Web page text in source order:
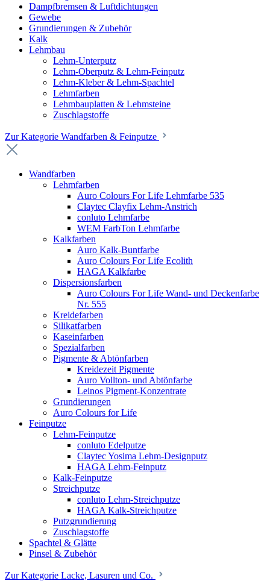
Dampfbremsen & Luftdichtungen
Gewebe
Grundierungen & Zubehör
Kalk
Lehmbau
Lehm-Unterputz
Lehm-Oberputz & Lehm-Feinputz
Lehm-Kleber & Lehm-Spachtel
Lehmfarben
Lehmbauplatten & Lehmsteine
Zuschlagstoffe
Zur Kategorie Wandfarben & Feinputze
Wandfarben
Lehmfarben
Auro Colours For Life Lehmfarbe 535
Claytec Clayfix Lehm-Anstrich
conluto Lehmfarbe
WEM FarbTon Lehmfarbe
Kalkfarben
Auro Kalk-Buntfarbe
Auro Colours For Life Ecolith
HAGA Kalkfarbe
Dispersionsfarben
Auro Colours For Life Wand- und Deckenfarbe
Nr. 555
Kreidefarben
Silikatfarben
Kaseinfarben
Spezialfarben
Pigmente & Abtönfarben
Kreidezeit Pigmente
Auro Vollton- und Abtönfarbe
Leinos Pigment-Konzentrate
Grundierungen
Auro Colours for Life
Feinputze
Lehm-Feinputze
conluto Edelputze
Claytec Yosima Lehm-Designputz
HAGA Lehm-Feinputz
Kalk-Feinputze
Streichputze
conluto Lehm-Streichputze
HAGA Kalk-Streichputze
Putzgrundierung
Zuschlagstoffe
Spachtel & Glätte
Pinsel & Zubehör
Zur Kategorie Lacke, Lasuren und Co.